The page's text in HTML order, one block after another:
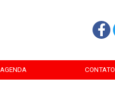
AGENDA CONTATO